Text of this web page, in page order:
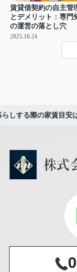
賃貸借契約の自主管
とデメリット：専門
の運営の落とし穴
2025.10.24
しする際の家賃目